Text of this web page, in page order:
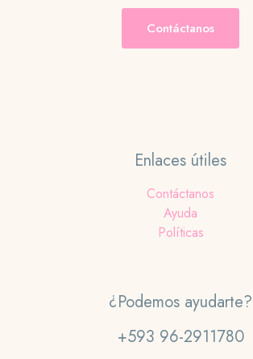
Contáctanos
Enlaces útiles
Contáctanos
Ayuda
Políticas
¿Podemos ayudarte?
+593 96-2911780